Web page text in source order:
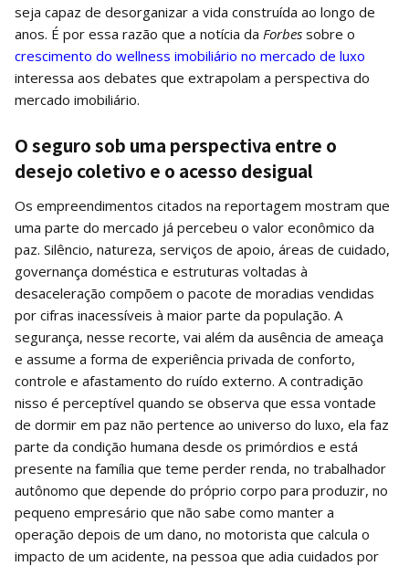
seja capaz de desorganizar a vida construída ao longo de
anos. É por essa razão que a notícia da Forbes sobre o
crescimento do wellness imobiliário no mercado de luxo
interessa aos debates que extrapolam a perspectiva do
mercado imobiliário.
O seguro sob uma perspectiva entre o
desejo coletivo e o acesso desigual
Os empreendimentos citados na reportagem mostram que
uma parte do mercado já percebeu o valor econômico da
paz. Silêncio, natureza, serviços de apoio, áreas de cuidado,
governança doméstica e estruturas voltadas à
desaceleração compõem o pacote de moradias vendidas
por cifras inacessíveis à maior parte da população. A
segurança, nesse recorte, vai além da ausência de ameaça
e assume a forma de experiência privada de conforto,
controle e afastamento do ruído externo. A contradição
nisso é perceptível quando se observa que essa vontade
de dormir em paz não pertence ao universo do luxo, ela faz
parte da condição humana desde os primórdios e está
presente na família que teme perder renda, no trabalhador
autônomo que depende do próprio corpo para produzir, no
pequeno empresário que não sabe como manter a
operação depois de um dano, no motorista que calcula o
impacto de um acidente, na pessoa que adia cuidados por